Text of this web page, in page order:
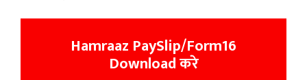
Hamraaz PaySlip/Form16
Download करे